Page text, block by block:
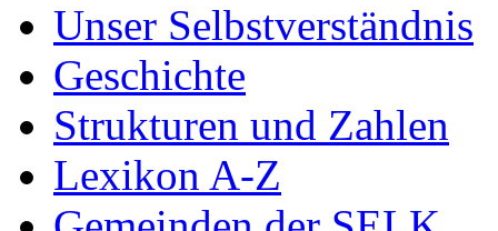
Unser Selbstverständnis
Geschichte
Strukturen und Zahlen
Lexikon A-Z